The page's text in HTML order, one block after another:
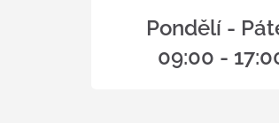
Pondělí -
09:00 -